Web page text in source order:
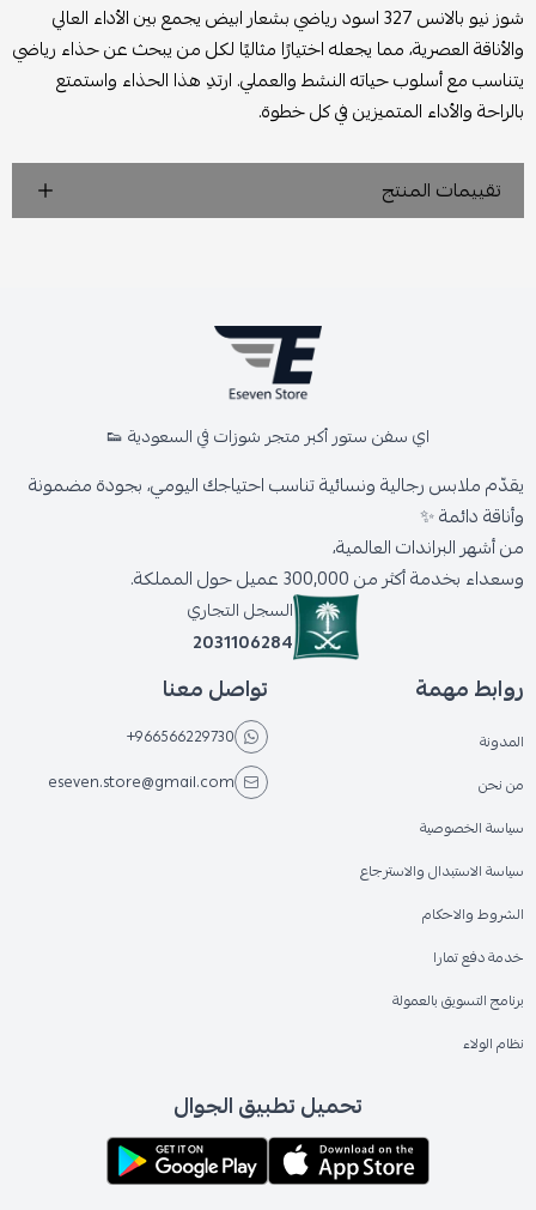
شوز نيو بالانس 327 اسود رياضي بشعار ابيض يجمع بين الأداء العالي
والأناقة العصرية، مما يجعله اختيارًا مثاليًا لكل من يبحث عن حذاء رياضي
يتناسب مع أسلوب حياته النشط والعملي. ارتدِ هذا الحذاء واستمتع
بالراحة والأداء المتميزين في كل خطوة.
تقييمات المنتج
اي سفن ستور أكبر متجر شوزات في السعودية 👟
يقدّم ملابس رجالية ونسائية تناسب احتياجك اليومي، بجودة مضمونة
وأناقة دائمة ✨
من أشهر البراندات العالمية،
وسعداء بخدمة أكثر من 300,000 عميل حول المملكة.
السجل التجاري
2031106284
روابط مهمة
المدونة
من نحن
سياسة الخصوصية
سياسة الاستبدال والاسترجاع
الشروط والاحكام
خدمة دفع تمارا
برنامج التسويق بالعمولة
نظام الولاء
تواصل معنا
+966566229730
eseven.store@gmail.com
تحميل تطبيق الجوال